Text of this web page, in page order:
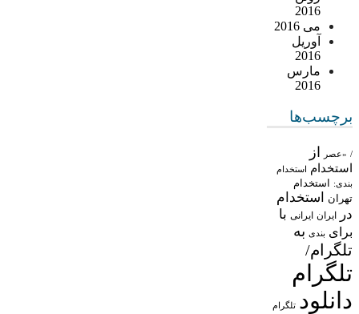
2016
می 2016
آوریل
2016
مارس
2016
برچسب‌ها
/ «عصر از
استخدام استخدام
بندی: استخدام
تهران
استخدام
در
ایران ایرانی با
برای بندی به
تلگرام/
تلگرام
دانلود تلگرام